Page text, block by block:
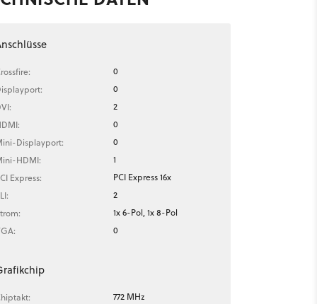
0
0
2
0
Displayport:
0
HDMI:
1
Express:
PCI Express 16x
2
1x 6-Pol, 1x 8-Pol
0
772 MHz